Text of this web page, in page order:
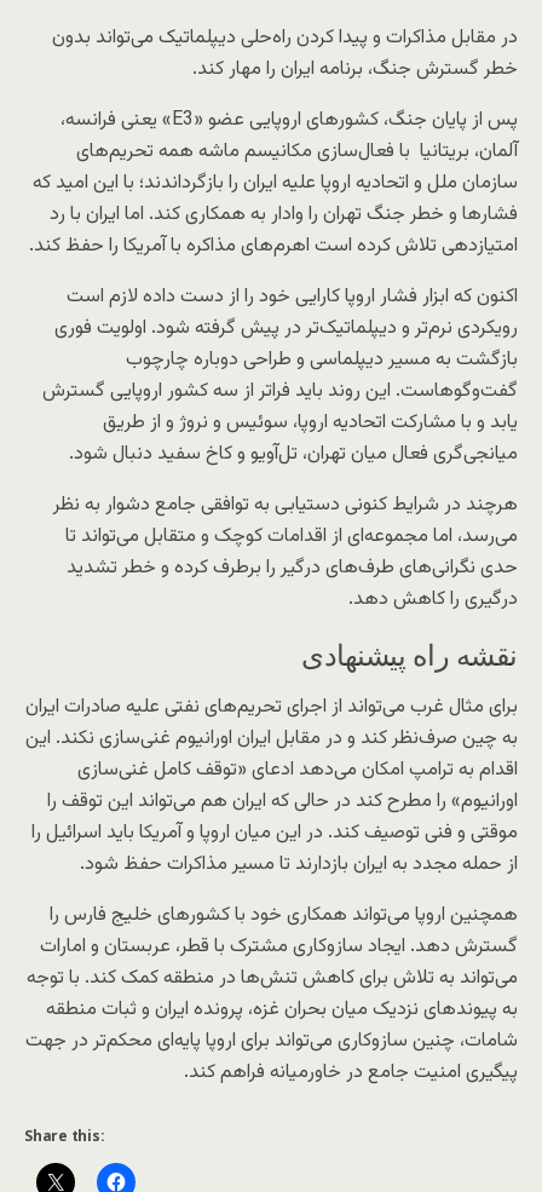
در مقابل مذاکرات و پیدا کردن راه‌حلی دیپلماتیک می‌تواند بدون
خطر گسترش جنگ، برنامه ایران را مهار کند.
پس از پایان جنگ، کشورهای اروپایی عضو «E3» یعنی فرانسه،
آلمان، بریتانیا با فعال‌سازی مکانیسم ماشه همه تحریم‌های
سازمان ملل و اتحادیه اروپا علیه ایران را بازگرداندند؛ با این امید که
فشارها و خطر جنگ تهران را وادار به همکاری کند. اما ایران با رد
امتیازدهی تلاش کرده است اهرم‌های مذاکره با آمریکا را حفظ کند.
اکنون که ابزار فشار اروپا کارایی خود را از دست داده لازم است
رویکردی نرم‌تر و دیپلماتیک‌تر در پیش گرفته شود. اولویت فوری
بازگشت به مسیر دیپلماسی و طراحی دوباره چارچوب
گفت‌وگوهاست. این روند باید فراتر از سه کشور اروپایی گسترش
یابد و با مشارکت اتحادیه اروپا، سوئیس و نروژ و از طریق
میانجی‌گری فعال میان تهران، تل‌آویو و کاخ سفید دنبال شود.
هرچند در شرایط کنونی دستیابی به توافقی جامع دشوار به نظر
می‌رسد، اما مجموعه‌ای از اقدامات کوچک و متقابل می‌تواند تا
حدی نگرانی‌های طرف‌های درگیر را برطرف کرده و خطر تشدید
درگیری را کاهش دهد.
نقشه راه پیشنهادی
برای مثال غرب می‌تواند از اجرای تحریم‌های نفتی علیه صادرات ایران
به چین صرف‌نظر کند و در مقابل ایران اورانیوم غنی‌سازی نکند. این
اقدام به ترامپ امکان می‌دهد ادعای «توقف کامل غنی‌سازی
اورانیوم» را مطرح کند در حالی که ایران هم می‌تواند این توقف را
موقتی و فنی توصیف کند. در این میان اروپا و آمریکا باید اسرائیل را
از حمله مجدد به ایران بازدارند تا مسیر مذاکرات حفظ شود.
همچنین اروپا می‌تواند همکاری خود با کشورهای خلیج فارس را
گسترش دهد. ایجاد سازوکاری مشترک با قطر، عربستان و امارات
می‌تواند به تلاش‌ برای کاهش تنش‌ها در منطقه‌ کمک کند. با توجه
به پیوندهای نزدیک میان بحران غزه، پرونده ایران و ثبات منطقه
شامات، چنین سازوکاری می‌تواند برای اروپا پایه‌ای محکم‌تر در جهت
پیگیری امنیت جامع در خاورمیانه فراهم کند.
Share this: